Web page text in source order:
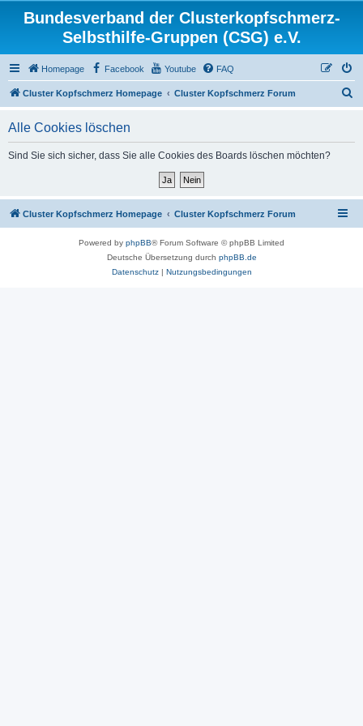
Bundesverband der Clusterkopfschmerz-
Selbsthilfe-Gruppen (CSG) e.V.
Homepage Facebook Youtube FAQ
Cluster Kopfschmerz Homepage Cluster Kopfschmerz Forum
Alle Cookies löschen
Sind Sie sich sicher, dass Sie alle Cookies des Boards löschen möchten?
Cluster Kopfschmerz Homepage Cluster Kopfschmerz Forum
Powered by phpBB® Forum Software © phpBB Limited
Deutsche Übersetzung durch phpBB.de
Datenschutz| Nutzungsbedingungen